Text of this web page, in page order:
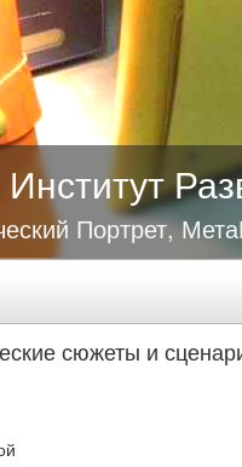
Портрет,
сюжеты и